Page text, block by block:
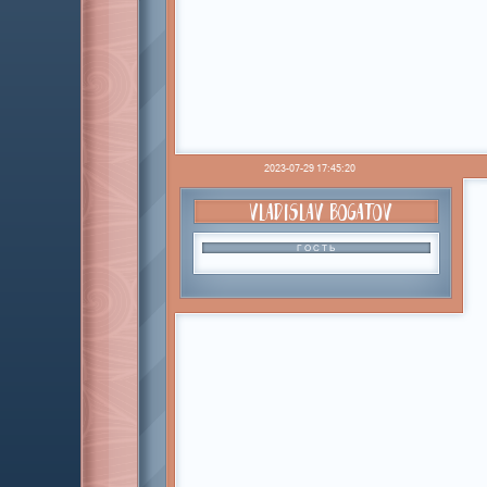
2023-07-29 17:45:20
VLADISLAV BOGATOV
ГОСТЬ